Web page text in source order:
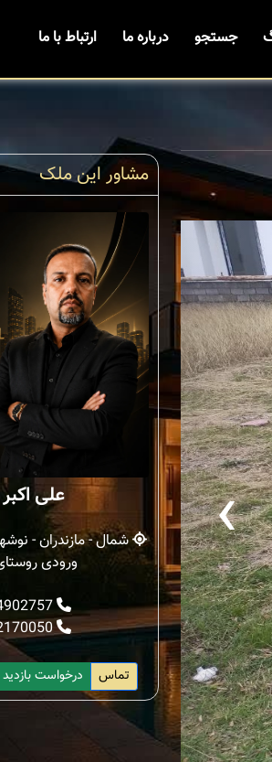
جستجو درباره ما ارتباط با ما
‹
مشاور این ملک
علی
شمال - مازندران -
ورودی
09124902757
01152170050
درخواست بازدید تماس